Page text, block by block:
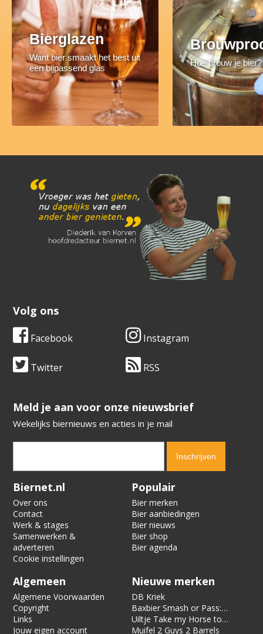
Bierglazen
Want bier smaakt het best uit
een bijpassend glas
Hoe brouw je bier?
Volg ons
Facebook Instagram
Twitter RSS
​​​​​​​Meld je aan voor onze nieuwsbrief
Wekelijks biernieuws en acties in je mail
Verification code:
Biernet.nl
Over ons
Contact
Werk & stages
Samenwerken &
adverteren
Cookie instellingen
Populair
Bier merken
Bier aanbiedingen
Bier nieuws
Bier shop
Bier agenda
Algemeen
Algemene Voorwaarden
Copyright
Links
Jouw eigen account
Nieuwe merken
DB Kriek
Baxbier Smash or Pass:
Strata
Uiltje Take my Horse to
the Hotel Room
Muifel 2 Guys 2 Barrels